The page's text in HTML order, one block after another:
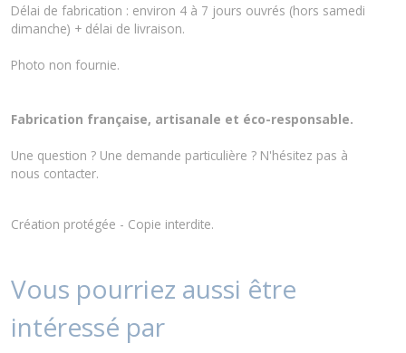
Délai de fabrication : environ 4 à 7 jours ouvrés (hors samedi
dimanche) + délai de livraison.
Photo non fournie.
Fabrication française, artisanale et éco-responsable.
Une question ? Une demande particulière ? N'hésitez pas à
nous contacter.
Création protégée - Copie interdite.
Vous pourriez aussi être
intéressé par